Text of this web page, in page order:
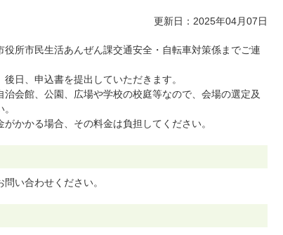
更新日：2025年04月07日
所市民生活あんぜん課交通安全・自転車対策係までご連
日、申込書を提出していただきます。
会館、公園、広場や学校の校庭等なので、会場の選定及
かかる場合、その料金は負担してください。
い合わせください。